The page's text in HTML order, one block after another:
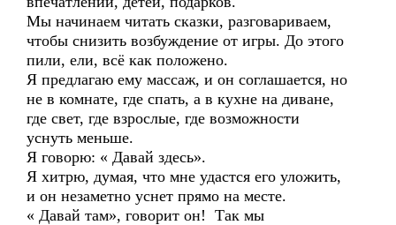
Мы начинаем читать сказки, разговариваем,
чтобы снизить возбуждение от игры. До этого
пили, ели, всё как положено.
Я предлагаю ему массаж, и он соглашается, но
не в комнате, где спать, а в кухне на диване,
где свет, где взрослые, где возможности
уснуть меньше.
Я говорю: « Давай здесь».
Я хитрю, думая, что мне удастся его уложить,
и он незаметно уснет прямо на месте.
« Давай там», говорит он! Так мы